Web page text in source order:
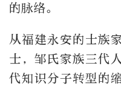
的脉络。
从福建永安的士族
士，邹氏家族三代
代知识分子转型的